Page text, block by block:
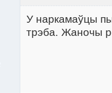
У наркамаўцы
трэба. Жаночы